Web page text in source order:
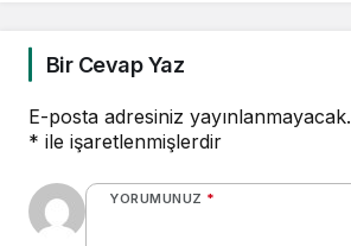
Bir Cevap Yaz
E-posta adresiniz yayınlanmayacak.
* ile işaretlenmişlerdir
YORUMUNUZ *